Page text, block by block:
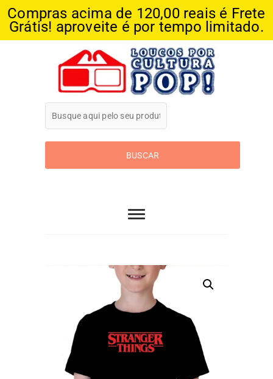
Compras acima de 120,00 reais é Frete
Grátis! aproveite é por tempo limitado.
Loucos Por
Cultura Pop